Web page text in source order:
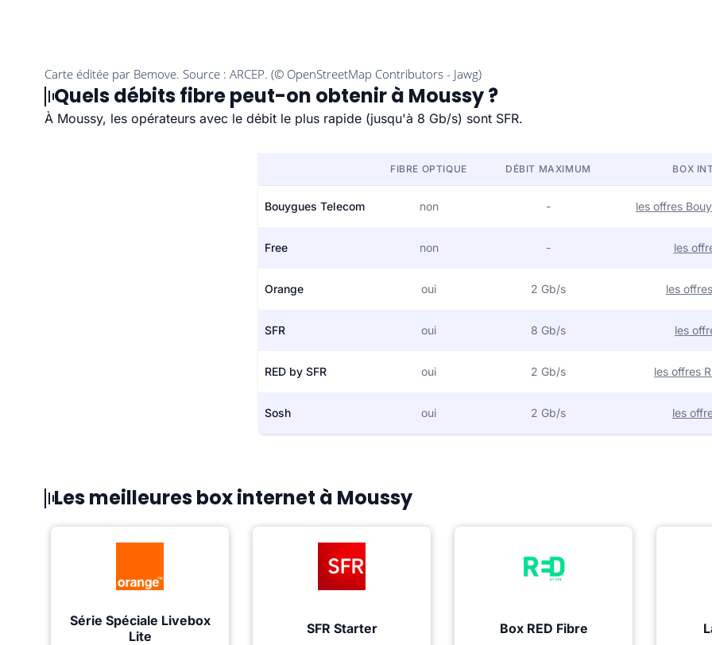
Quels débits fibre peut-on obtenir à Moussy ?
À Moussy, les opérateurs avec le débit le plus rapide (jusqu'à 8 Gb/s) sont SFR.
FIBRE OPTIQUE DÉBIT MAXIMUM BOX
Bouygues Telecom non - les offres
Free non - les
Orange oui 2 Gb/s les
SFR oui 8 Gb/s les
RED by SFR oui 2 Gb/s les offres
Sosh oui 2 Gb/s les
Les meilleures box internet à Moussy
Série Spéciale Livebox
Lite
SFR Starter Box RED Fibre